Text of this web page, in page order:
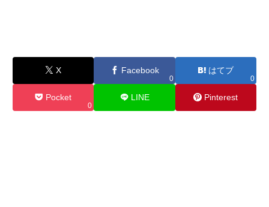
X Facebook
0
はてブ
0
Pocket
0
LINE Pinterest